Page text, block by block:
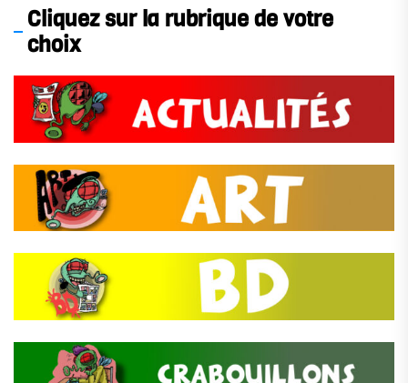
Cliquez sur la rubrique de votre
choix